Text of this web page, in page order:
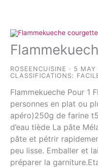
ROSEENCUISINE
5
CLASSIFICATIONS:
Flammekueche Pour 1
personnes en plat ou
apéro)250g de farine
d’eau tiède La pâte
pâte et pétrir
peu lisse. Emballer et
préparer la